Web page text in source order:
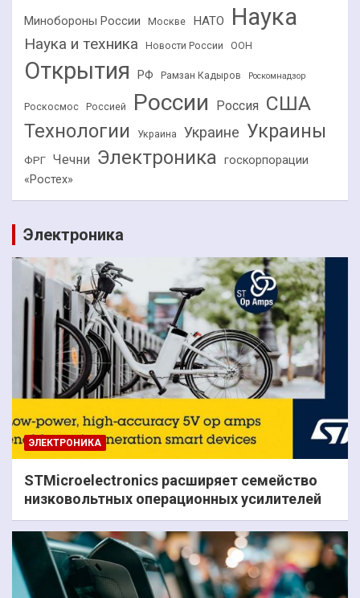
Минобороны России Москве НАТО Наука
Наука и техника Новости России ООН
Открытия РФ Рамзан Кадыров Роскомнадзор
Роскосмос Россией России Россия США
Технологии Украина Украине Украины
ФРГ Чечни Электроника госкорпорации
«Ростех»
Электроника
ЭЛЕКТРОНИКА
STMicroelectronics расширяет семейство
низковольтных операционных усилителей